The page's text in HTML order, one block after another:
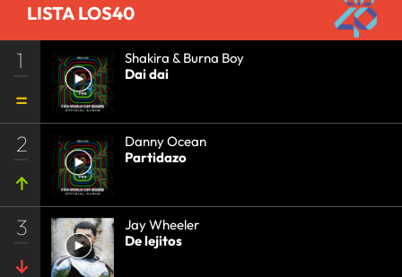
LISTA LOS40
1
Shakira & Burna Boy
Dai dai
2
Danny Ocean
Partidazo
3
Jay Wheeler
De lejitos